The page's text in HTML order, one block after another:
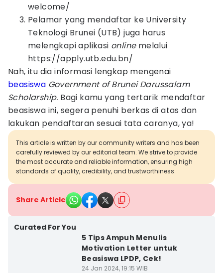
welcome/
Pelamar yang mendaftar ke University
Teknologi Brunei (UTB) juga harus
melengkapi aplikasi onlinemelalui
https://apply.utb.edu.bn/
Nah, itu dia informasi lengkap mengenai
beasiswa Government of Brunei Darussalam
Scholarship. Bagi kamu yang tertarik mendaftar
beasiswa ini, segera penuhi berkas di atas dan
lakukan pendaftaran sesuai tata caranya, ya!
This article is written by our community writers and has been
carefully reviewed by our editorial team. We strive to provide
the most accurate and reliable information, ensuring high
standards of quality, credibility, and trustworthiness.
Share Article
Curated For You
5 Tips Ampuh Menulis
Motivation Letter untuk
Beasiswa LPDP, Cek!
24 Jan 2024, 19:15 WIB